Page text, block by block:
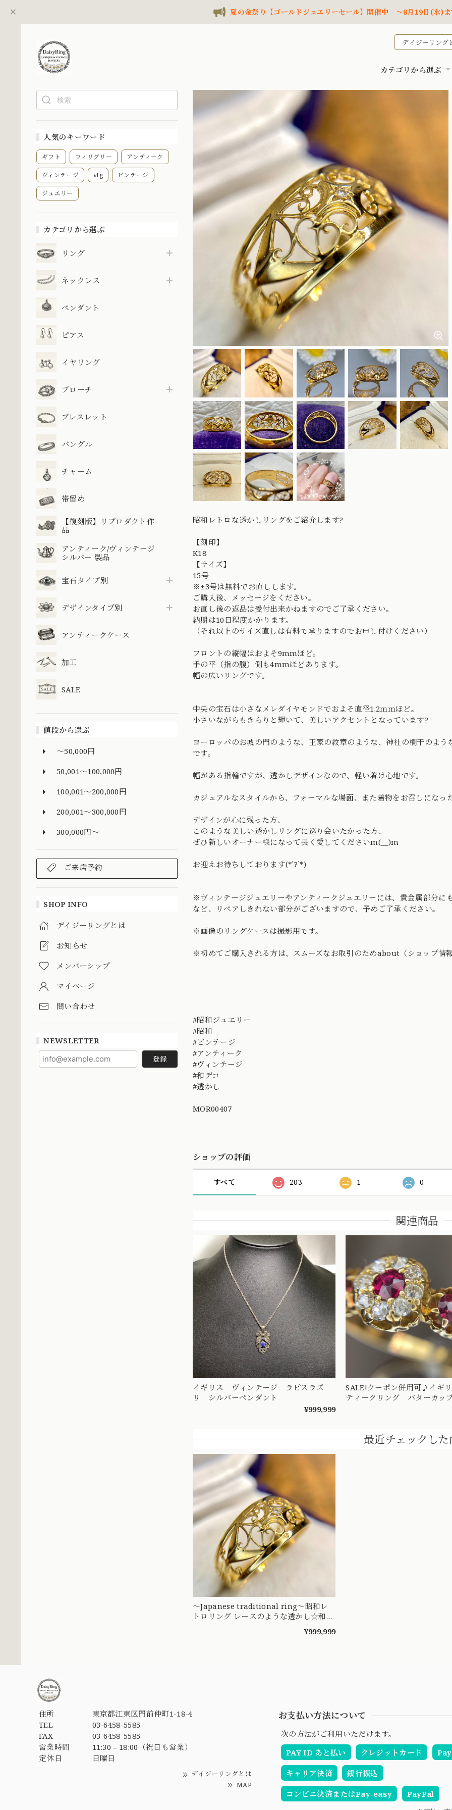
夏の金祭り【ゴールドジュエリーセール】開催中 ～8月19日(水)
デイジーリング
カテゴリから選ぶ
人気のキーワード
ギフト フィリグリー アンティーク
ヴィンテージ vtg ビンテージ
ジュエリー
カテゴリから選ぶ
リング
ネックレス
ペンダント
ピアス
イヤリング
ブローチ
ブレスレット
バングル
チャーム
帯留め
【復刻版】リプロダクト作
品
アンティーク/ヴィンテージ
シルバー 製品
宝石タイプ別
デザインタイプ別
アンティークケース
加工
SALE
値段から選ぶ
～50,000円
50,001～100,000円
100,001～200,000円
200,001～300,000円
300,000円～
ご来店予約
SHOP INFO
デイジーリングとは
お知らせ
メンバーシップ
マイページ
問い合わせ
NEWSLETTER
登録
昭和レトロな透かしリングをご紹介します?
【刻印】
K18
【サイズ】
15号
※±3号は無料でお直しします。
ご購入後、メッセージをください。
お直し後の返品は受付出来かねますのでご了承ください。
納期は10日程度かかります。
（それ以上のサイズ直しは有料で承りますのでお申し付けください）
フロントの縦幅はおよそ9mmほど。
手の平（指の腹）側も4mmほどあります。
幅の広いリングです。
中央の宝石は小さなメレダイヤモンドでおよそ直径1.2ｍｍほど。
小さいながらもきらりと輝いて、美しいアクセントとなっています?
ヨーロッパのお城の門のような、王家の紋章のような、神社の欄干のよ
です。
幅がある指輪ですが、透かしデザインなので、軽い着け心地です。
カジュアルなスタイルから、フォーマルな場面、また着物をお召しにな
デザインが心に残った方、
このような美しい透かしリングに巡り会いたかった方、
ぜひ新しいオーナー様になって長く愛してくださいm(__)m
お迎えお待ちしております(*´?`*)
※ヴィンテージジュエリーやアンティークジュエリーには、貴金属部分
など、リペアしきれない部分がございますので、予めご了承ください。
※画像のリングケースは撮影用です。
※初めてご購入される方は、スムーズなお取引のためabout（ショップ情
#昭和ジュエリー
#昭和
#ビンテージ
#アンティーク
#ヴィンテージ
#和デコ
#透かし
MOR00407
ショップの評価
すべて 203 1 0
関連商品
イギリス ヴィンテージ ラピスラズ
リ シルバーペンダント
¥999,999
SALE!クーポン併用可♪イギ
ティークリング バターカッ
最近チェックし
〜Japanese traditional ring〜昭和レ
トロリング レースのような透かし☆和製
¥999,999
住所
東京都江東区門前仲町1-18-4
TEL
03-6458-5585
FAX
03-6458-5585
営業時間
11:30 – 18:00（祝日も営業）
定休日
日曜日
デイジーリングとは
MAP
お支払い方法について
次の方法がご利用いただけます。
PAY ID あと払い
クレジットカード
キャリア決済 銀行振込
コンビニ決済またはPay-easy PayPal